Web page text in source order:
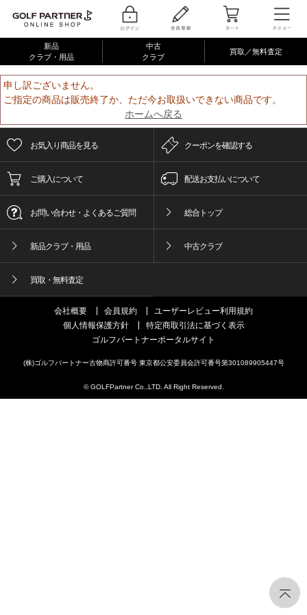
新品
クラブ・用品
中古
クラブ
買取／無料査定
申し訳ございません。
ご指定の商品は販売終了か、ただ今お取扱いできない商品です。
ホームへ戻る
お気入り商品を見る クーポンを確認する
ご購入について 配送お支払いについて
お問い合わせ・よくあるご質問 総合トップ
新品クラブ・用品 中古クラブ
買取・無料査定
会社概要 会員規約
ユーザーレビュー利用規約
個人情報保護方針
特定商取引法に基づく表示
ゴルフパートナーポータルサイト
(株)ゴルフパートナー古物商許可番号 東京都公安委員会許可番号第301089905447号
© GOLFPartner Co.,LTD. All Right Reserved.